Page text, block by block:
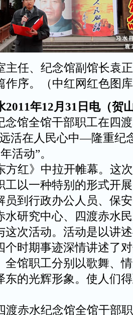
主任、纪念馆副馆长袁
作序。（中红网红色图
2011年12月31日电（贺
念馆全馆干部职工在四
活在人民心中—隆重纪
活动”。
红》中拉开帷幕。这
工以一种特别的形式开
员到行政办公人员、保
水研究中心、四渡赤水
这次活动。活动是以讲
个时期事迹深情讲述了
全馆职工分别以歌舞、
东的光辉形象。使人们
赤水纪念馆全馆干部